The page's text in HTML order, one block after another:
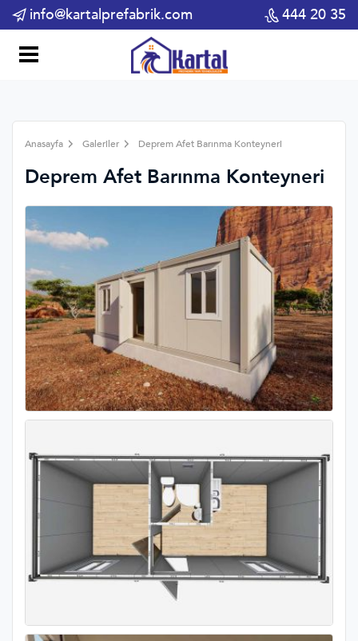
info@kartalprefabrik.com 444 20 35
Anasayfa Galeriler Deprem Afet Barınma Konteyneri
Deprem Afet Barınma Konteyneri